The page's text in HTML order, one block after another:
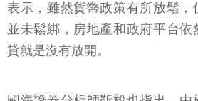
表示，雖然貨幣政策有所放鬆，
並未鬆綁，房地產和政府平台
貸就是沒有放開。